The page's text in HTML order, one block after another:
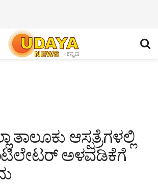
ತಾಲೂಕು ಆಸ್ಪತ್ರೆಗಳಲ್ಲಿ
ಅಳವಡಿಕೆಗೆ